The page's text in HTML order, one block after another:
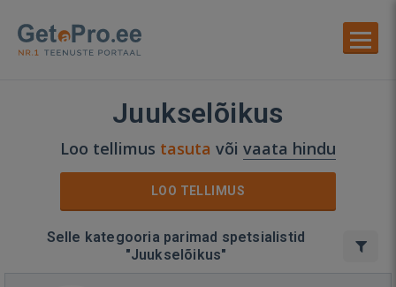
Juukselõikus
Loo tellimus tasuta või vaata hindu
LOO TELLIMUS
Selle kategooria parimad spetsialistid
"Juukselõikus"